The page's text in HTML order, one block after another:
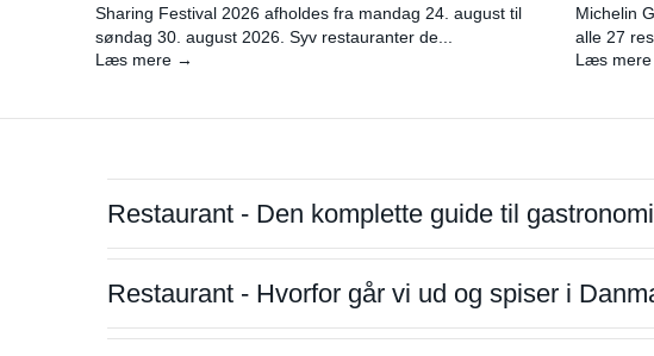
Sharing Festival 2026 afholdes fra mandag 24. august til
søndag 30. august 2026. Syv restauranter de...
Læs mere →
Michelin
alle 27
Læs
Restaurant - Den komplette guide til
Restaurant - Hvorfor går vi ud og spiser i